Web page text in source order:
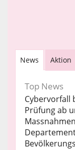
News Aktion
Top News
Cybervorfall
Prüfung ab
Massnahmen